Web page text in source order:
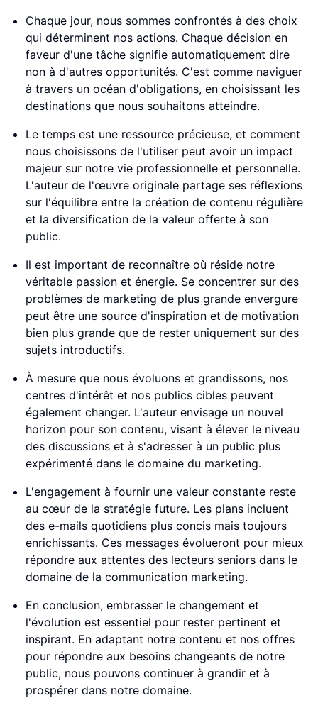
Chaque jour, nous sommes confrontés à des choix
qui déterminent nos actions. Chaque décision en
faveur d'une tâche signifie automatiquement dire
non à d'autres opportunités. C'est comme naviguer
à travers un océan d'obligations, en choisissant les
destinations que nous souhaitons atteindre.
Le temps est une ressource précieuse, et comment
nous choisissons de l'utiliser peut avoir un impact
majeur sur notre vie professionnelle et personnelle.
L'auteur de l'œuvre originale partage ses réflexions
sur l'équilibre entre la création de contenu régulière
et la diversification de la valeur offerte à son
public.
Il est important de reconnaître où réside notre
véritable passion et énergie. Se concentrer sur des
problèmes de marketing de plus grande envergure
peut être une source d'inspiration et de motivation
bien plus grande que de rester uniquement sur des
sujets introductifs.
À mesure que nous évoluons et grandissons, nos
centres d'intérêt et nos publics cibles peuvent
également changer. L'auteur envisage un nouvel
horizon pour son contenu, visant à élever le niveau
des discussions et à s'adresser à un public plus
expérimenté dans le domaine du marketing.
L'engagement à fournir une valeur constante reste
au cœur de la stratégie future. Les plans incluent
des e-mails quotidiens plus concis mais toujours
enrichissants. Ces messages évolueront pour mieux
répondre aux attentes des lecteurs seniors dans le
domaine de la communication marketing.
En conclusion, embrasser le changement et
l'évolution est essentiel pour rester pertinent et
inspirant. En adaptant notre contenu et nos offres
pour répondre aux besoins changeants de notre
public, nous pouvons continuer à grandir et à
prospérer dans notre domaine.